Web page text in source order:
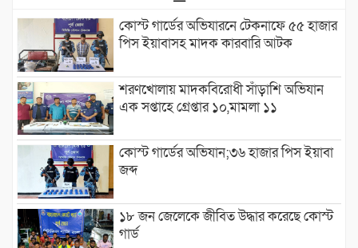
কোস্ট গার্ডের অভিযারনে টেকনাফে ৫৫ হাজার
পিস ইয়াবাসহ মাদক কারবারি আটক
শরণখোলায় মাদকবিরোধী সাঁড়াশি অভিযান
এক সপ্তাহে গ্রেপ্তার ১০,মামলা ১১
কোস্ট গার্ডের অভিযান;৩৬ হাজার পিস ইয়াবা
জব্দ
১৮ জন জেলেকে জীবিত উদ্ধার করেছে কোস্ট
গার্ড